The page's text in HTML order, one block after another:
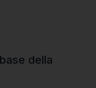
della